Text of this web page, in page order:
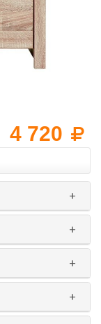
4 720